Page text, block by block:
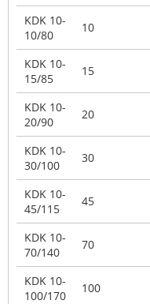
KDK 10-
10/80
10
KDK 10-
15/85
15
KDK 10-
20/90
20
KDK 10-
30/100
30
KDK 10-
45/115
45
KDK 10-
70/140
70
KDK 10-
100/170
100